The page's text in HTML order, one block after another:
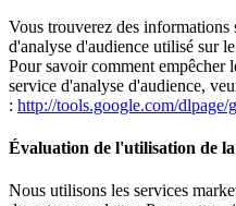
Vous trouverez des informations
d'analyse d'audience utilisé sur
Pour savoir comment empêcher
service d'analyse d'audience,
: http://tools.google.com/dlpage/
Évaluation de l'utilisation de
Nous utilisons les services